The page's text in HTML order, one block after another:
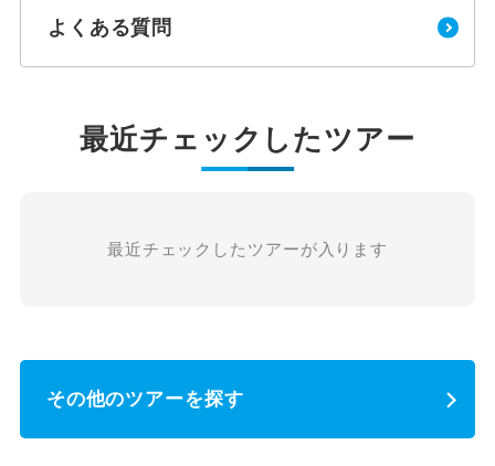
よくある質問
最近チェックしたツアー
最近チェックしたツアーが入ります
その他のツアーを探す